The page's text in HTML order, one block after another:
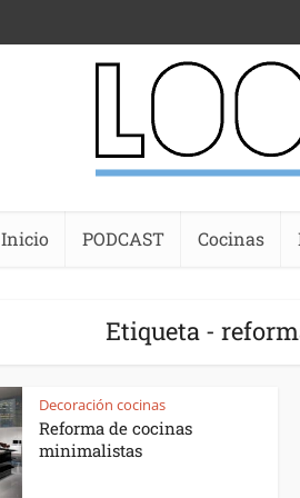
Inicio PODCAST Cocinas
Etiqueta -
Decoración cocinas
Reforma de cocinas
minimalistas